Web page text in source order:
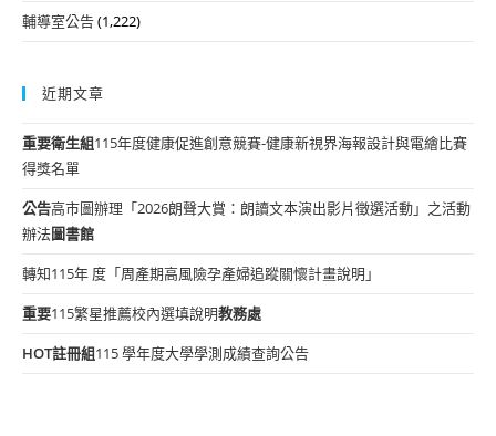
輔導室公告(1,222)
近期文章
重要衛生組115年度健康促進創意競賽-健康新視界海報設計與電繪比賽
得獎名單
公告高市圖辦理「2026朗聲大賞：朗讀文本演出影片徵選活動」之活動
辦法圖書館
轉知115年 度「周產期高風險孕產婦追蹤關懷計畫說明」
重要115繁星推薦校內選填說明教務處
HOT註冊組115 學年度大學學測成績查詢公告